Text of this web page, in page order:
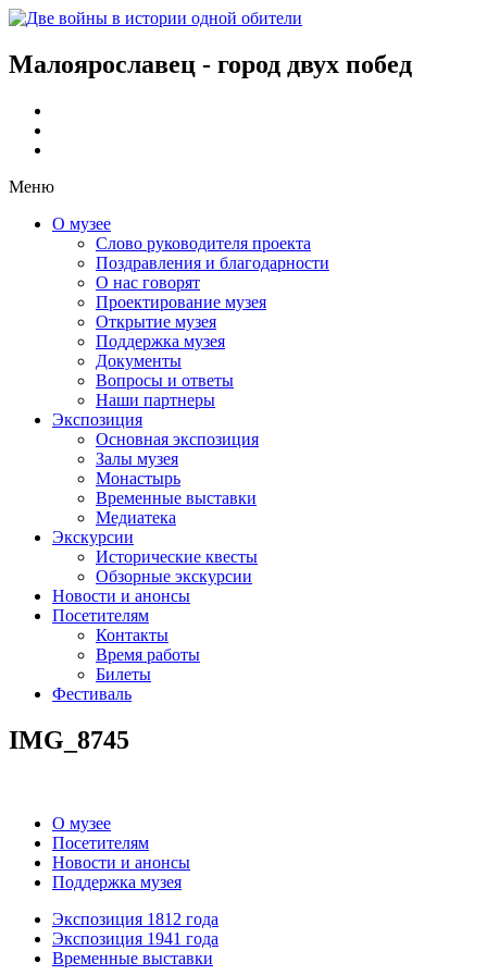
Малоярославец - город двух побед
Меню
О музее
Слово руководителя проекта
Поздравления и благодарности
О нас говорят
Проектирование музея
Открытие музея
Поддержка музея
Документы
Вопросы и ответы
Наши партнеры
Экспозиция
Основная экспозиция
Залы музея
Монастырь
Временные выставки
Медиатека
Экскурсии
Исторические квесты
Обзорные экскурсии
Новости и анонсы
Посетителям
Контакты
Время работы
Билеты
Фестиваль
IMG_8745
О музее
Посетителям
Новости и анонсы
Поддержка музея
Экспозиция 1812 года
Экспозиция 1941 года
Временные выставки